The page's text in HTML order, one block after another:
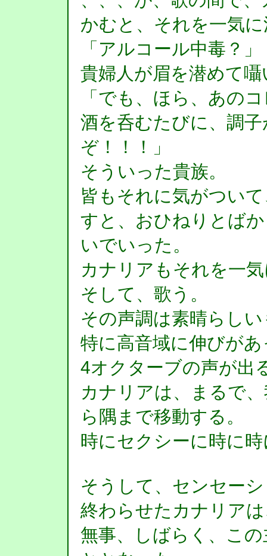
かむと、それを一気
「アルコール中毒？」
貴婦人が眉を潜めて囁
「でも、ほら、あの
酒を呑むたびに、調
ぞ！！！」
そういった貴族。
皆もそれに気がつい
すと、おひねりとば
いでいった。
カナリアもそれを一
そして、歌う。
その声調は素晴らし
特に高音域に伸びが
4オクターブの声が出
カナリアは、まるで
ら隅まで移動する。
時にセクシーに時に
そうして、センセー
終わらせたカナリア
無事、しばらく、こ